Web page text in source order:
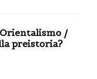
/
preistoria?